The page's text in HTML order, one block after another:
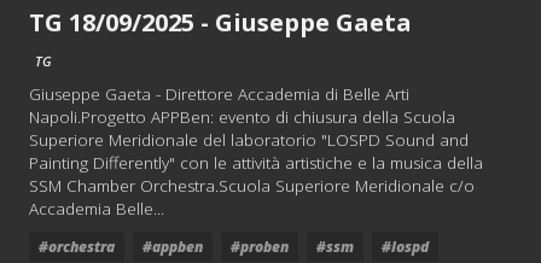
TG 18/09/2025 - Giuseppe Gaeta
TG
Giuseppe Gaeta - Direttore Accademia di Belle Arti
Napoli.Progetto APPBen: evento di chiusura della Scuola
Superiore Meridionale del laboratorio "LOSPD Sound and
Painting Differently" con le attività artistiche e la musica della
SSM Chamber Orchestra.Scuola Superiore Meridionale c/o
Accademia Belle...
#orchestra #appben #proben #ssm #lospd